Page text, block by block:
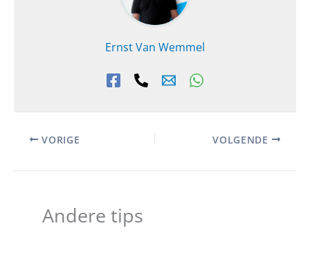
Ernst Van Wemmel
VORIGE VOLGENDE
Andere tips